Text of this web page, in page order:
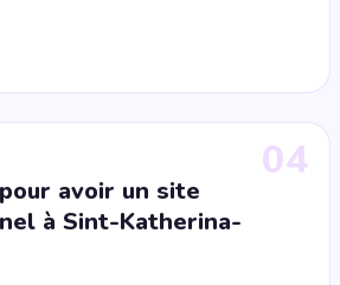
04
avoir un site
à Sint-Katherina-